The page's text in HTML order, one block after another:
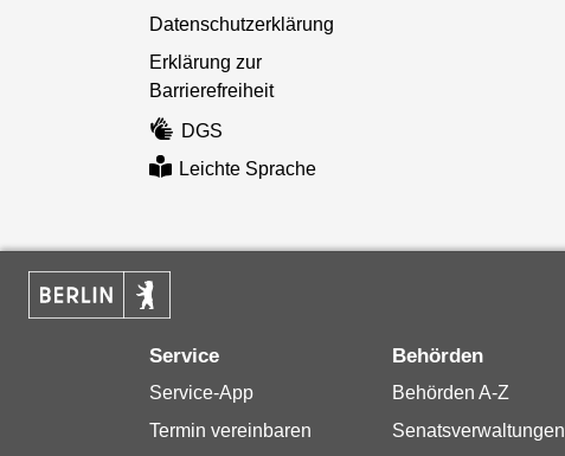
Datenschutzerklärung
Erklärung zur
Barrierefreiheit
DGS
Leichte Sprache
Service
Service-App
Termin vereinbaren
Behörden
Behörden A-Z
Senatsverwaltungen